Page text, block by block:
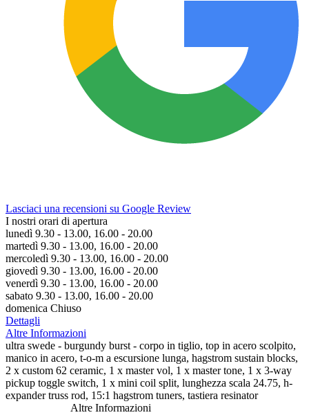
Lasciaci una recensioni su Google Review
I nostri orari di apertura
lunedì 9.30 - 13.00, 16.00 - 20.00
martedì 9.30 - 13.00, 16.00 - 20.00
mercoledì 9.30 - 13.00, 16.00 - 20.00
giovedì 9.30 - 13.00, 16.00 - 20.00
venerdì 9.30 - 13.00, 16.00 - 20.00
sabato 9.30 - 13.00, 16.00 - 20.00
domenica Chiuso
Dettagli
Altre Informazioni
ultra swede - burgundy burst - corpo in tiglio, top in acero scolpito,
manico in acero, t-o-m a escursione lunga, hagstrom sustain blocks,
2 x custom 62 ceramic, 1 x master vol, 1 x master tone, 1 x 3-way
pickup toggle switch, 1 x mini coil split, lunghezza scala 24.75, h-
expander truss rod, 15:1 hagstrom tuners, tastiera resinator
Altre Informazioni